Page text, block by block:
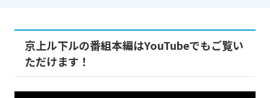
京上ル下ルの番組本編はYouTubeでもご覧い
ただけます！